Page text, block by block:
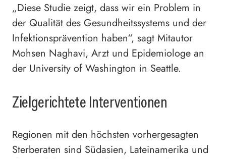
„Diese Studie zeigt, dass wir ein Problem in
der Qualität des Gesundheitssystems und der
Infektionsprävention haben“, sagt Mitautor
Mohsen Naghavi, Arzt und Epidemiologe an
der University of Washington in Seattle.
Zielgerichtete Interventionen
Regionen mit den höchsten vorhergesagten
Sterberaten sind Südasien, Lateinamerika und